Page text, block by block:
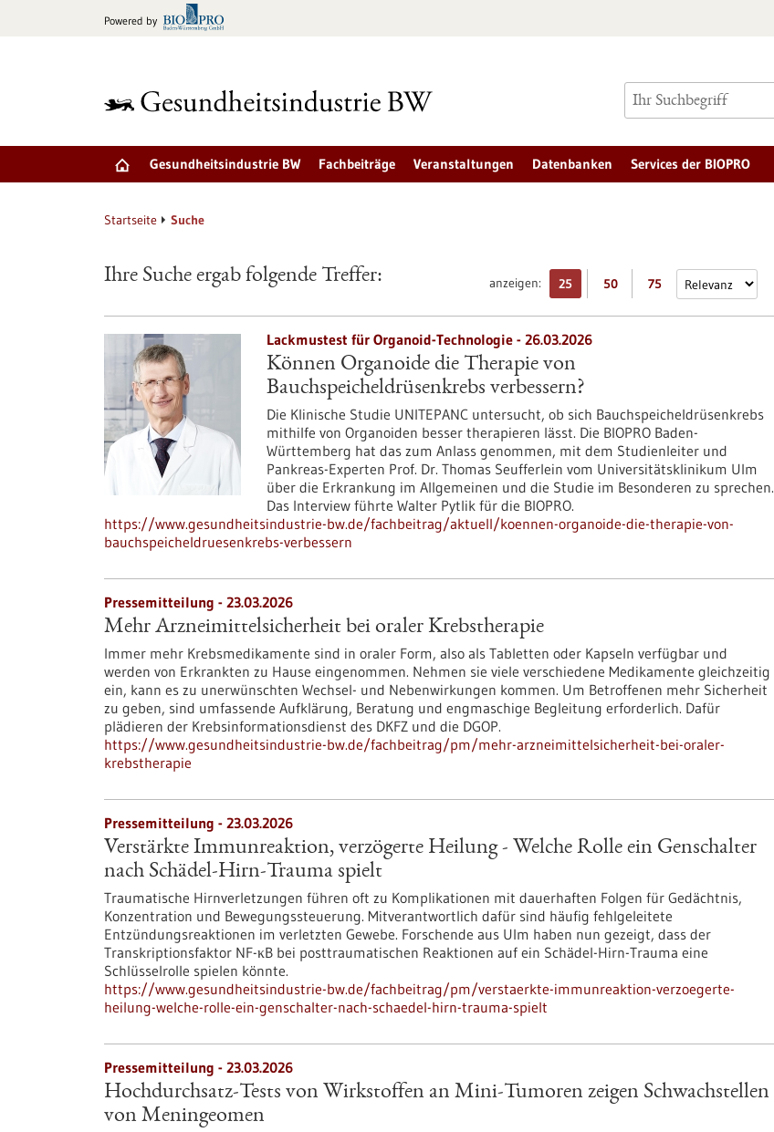
Powered by
Gesundheitsindustrie BW Fachbeiträge Veranstaltungen Datenbanken Services der BIOPRO
Startseite Suche
anzeigen: 25 50 75
Ihre Suche ergab folgende Treffer:
Lackmustest für Organoid-Technologie - 26.03.2026
Können Organoide die Therapie von
Bauchspeicheldrüsenkrebs verbessern?
Die Klinische Studie UNITEPANC untersucht, ob sich Bauchspeicheldrüsenkrebs
mithilfe von Organoiden besser therapieren lässt. Die BIOPRO Baden-
Württemberg hat das zum Anlass genommen, mit dem Studienleiter und
Pankreas-Experten Prof. Dr. Thomas Seufferlein vom Universitätsklinikum Ulm
über die Erkrankung im Allgemeinen und die Studie im Besonderen zu sprechen.
Das Interview führte Walter Pytlik für die BIOPRO.
https://www.gesundheitsindustrie-bw.de/fachbeitrag/aktuell/koennen-organoide-die-therapie-von-
bauchspeicheldruesenkrebs-verbessern
Pressemitteilung - 23.03.2026
Mehr Arzneimittelsicherheit bei oraler Krebstherapie
Immer mehr Krebsmedikamente sind in oraler Form, also als Tabletten oder Kapseln verfügbar und
werden von Erkrankten zu Hause eingenommen. Nehmen sie viele verschiedene Medikamente gleichzeitig
ein, kann es zu unerwünschten Wechsel- und Nebenwirkungen kommen. Um Betroffenen mehr Sicherheit
zu geben, sind umfassende Aufklärung, Beratung und engmaschige Begleitung erforderlich. Dafür
plädieren der Krebsinformationsdienst des DKFZ und die DGOP.
https://www.gesundheitsindustrie-bw.de/fachbeitrag/pm/mehr-arzneimittelsicherheit-bei-oraler-
krebstherapie
Pressemitteilung - 23.03.2026
Verstärkte Immunreaktion, verzögerte Heilung - Welche Rolle ein Genschalter
nach Schädel-Hirn-Trauma spielt
Traumatische Hirnverletzungen führen oft zu Komplikationen mit dauerhaften Folgen für Gedächtnis,
Konzentration und Bewegungssteuerung. Mitverantwortlich dafür sind häufig fehlgeleitete
Entzündungsreaktionen im verletzten Gewebe. Forschende aus Ulm haben nun gezeigt, dass der
Transkriptionsfaktor NF-κB bei posttraumatischen Reaktionen auf ein Schädel-Hirn-Trauma eine
Schlüsselrolle spielen könnte.
https://www.gesundheitsindustrie-bw.de/fachbeitrag/pm/verstaerkte-immunreaktion-verzoegerte-
heilung-welche-rolle-ein-genschalter-nach-schaedel-hirn-trauma-spielt
Pressemitteilung - 23.03.2026
Hochdurchsatz-Tests von Wirkstoffen an Mini-Tumoren zeigen Schwachstellen
von Meningeomen